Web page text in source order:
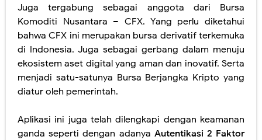
Juga tergabung sebagai anggota dari Bursa
Komoditi Nusantara – CFX. Yang perlu diketahui
bahwa CFX ini merupakan bursa derivatif terkemuka
di Indonesia. Juga sebagai gerbang dalam menuju
ekosistem aset digital yang aman dan inovatif. Serta
menjadi satu-satunya Bursa Berjangka Kripto yang
diatur oleh pemerintah.
Aplikasi ini juga telah dilengkapi dengan keamanan
ganda seperti dengan adanya Autentikasi 2 Faktor